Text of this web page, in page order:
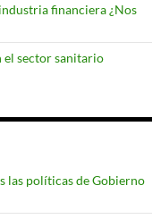
financiera ¿Nos
el sector sanitario
las políticas de Gobierno